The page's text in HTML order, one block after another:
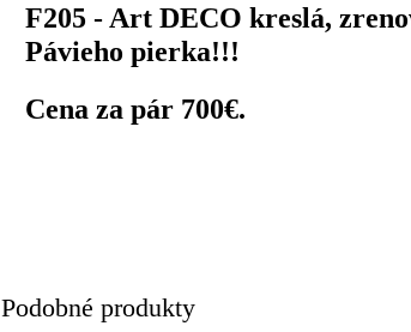
F205 - Art DECO kreslá,
Pávieho pierka!!!
Cena za pár 700€.
Podobné produkty